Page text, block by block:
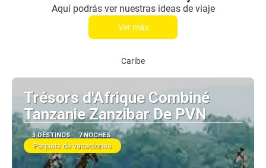
Aquí podrás ver nuestras ideas de viaje
Ver más
Caribe
Trésors d'Afrique Combiné
Tanzanie Zanzibar De PVN
3 DESTINOS 7 NOCHES
Paquete de vacaciones